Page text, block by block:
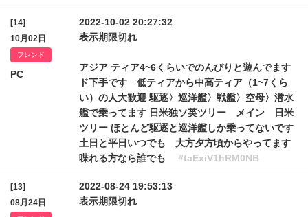
[14]
10月02日
フレンド
PC
2022-10-02 20:27:32
表示期限切れ
アジア ティア4~6くらいでのんびりと遊んでます
ド下手です 低ティアから中高ティア（1~7くら
い）の人大歓迎 駆逐〉巡洋艦〉戦艦〉空母〉潜水
艦で乗ってます 日米独ソ英ツリー メイン 日米
ツリー ほとんど駆逐と巡洋艦しか乗ってないです
土日と平日いつでも 大方夕方頃からやってます
喋れる方なら誰でも #taExiV1hRM0NB
[13]
08月24日
2022-08-24 19:53:13
表示期限切れ